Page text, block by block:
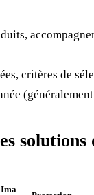
critères de
solutions
Ima